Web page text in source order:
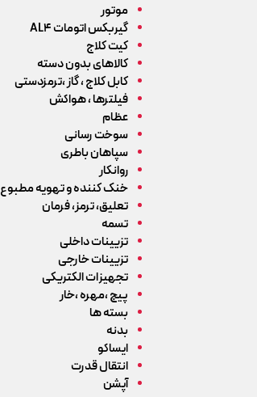
موتور
گیربکس اتومات AL4
کیت کلاج
کالاهای بدون دسته
کابل کلاج ، گاز ،ترمزدستی
فیلترها ، هواکش
عظام
سوخت رسانی
سپاهان باطری
روانکار
خنک کننده و تهویه مطبوع
تعلیق، ترمز، فرمان
تسمه
تزیینات داخلی
تزیینات خارجی
تجهیزات الکتریکی
پیچ ،مهره ،خار
بسته ها
بدنه
ایساکو
انتقال قدرت
آپشن